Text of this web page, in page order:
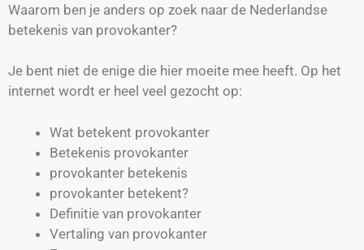
Waarom ben je anders op zoek naar de Nederlandse
betekenis van provokanter?
Je bent niet de enige die hier moeite mee heeft. Op het
internet wordt er heel veel gezocht op:
Wat betekent provokanter
Betekenis provokanter
provokanter betekenis
provokanter betekent?
Definitie van provokanter
Vertaling van provokanter